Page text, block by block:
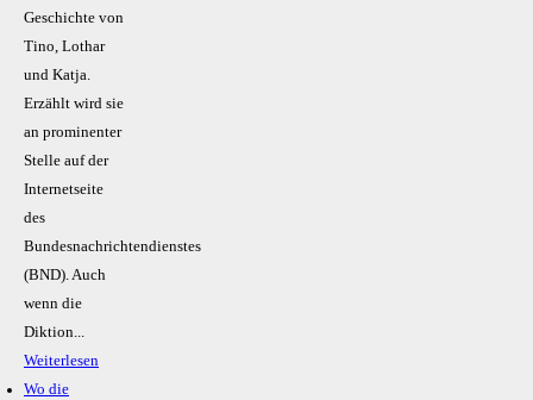
Geschichte von
Tino, Lothar
und Katja.
Erzählt wird sie
an prominenter
Stelle auf der
Internetseite
des
Bundesnachrichtendienstes
(BND). Auch
wenn die
Diktion...
Weiterlesen
Wo die